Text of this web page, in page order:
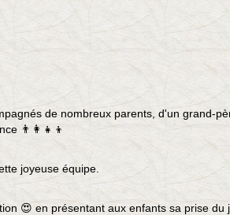
de nombreux parents, d'un grand-
👨‍👩‍👧‍👦
joyeuse équipe.
😍 en présentant aux enfants sa prise du